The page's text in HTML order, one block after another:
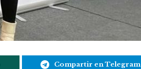
Compartir en Telegram